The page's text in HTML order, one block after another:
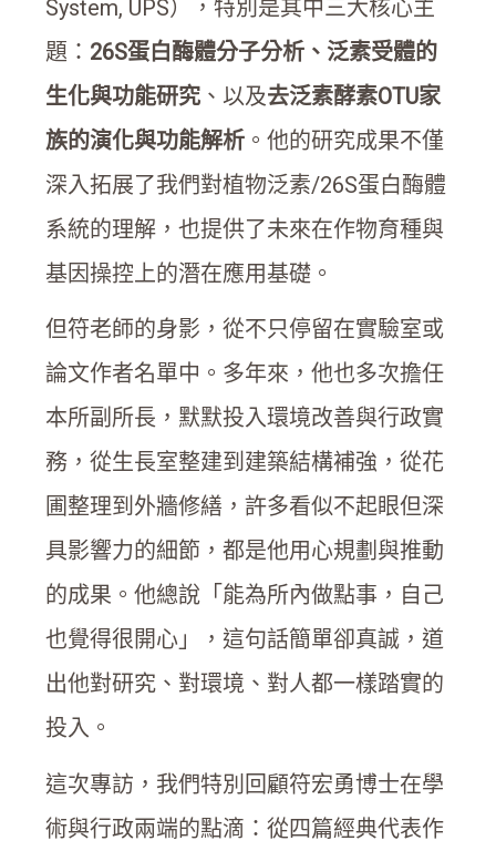
System, UPS），特別是其中三大核心主
題： 26S蛋白酶體分子分析、泛素受體的
生化與功能研究、以及去泛素酵素OTU家
族的演化與功能解析。他的研究成果不僅
深入拓展了我們對植物泛素/26S蛋白酶體
系統的理解，也提供了未來在作物育種與
基因操控上的潛在應用基礎。
但符老師的身影，從不只停留在實驗室或
論文作者名單中。多年來，他也多次擔任
本所副所長，默默投入環境改善與行政實
務，從生長室整建到建築結構補強，從花
圃整理到外牆修繕，許多看似不起眼但深
具影響力的細節，都是他用心規劃與推動
的成果。他總說「能為所內做點事，自己
也覺得很開心」，這句話簡單卻真誠，道
出他對研究、對環境、對人都一樣踏實的
投入。
這次專訪，我們特別回顧符宏勇博士在學
術與行政兩端的點滴：從四篇經典代表作